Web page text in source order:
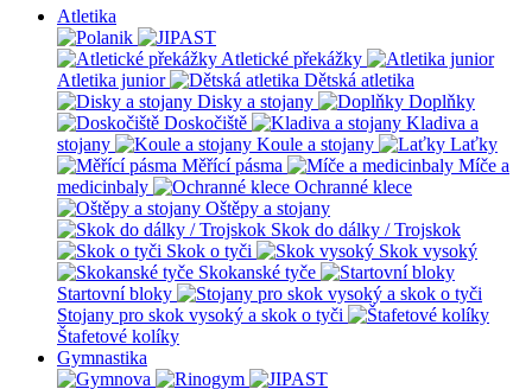
Atletika
Atletické překážky
Atletika junior
Dětská atletika
Disky a stojany
Doplňky
Doskočiště
Kladiva a
stojany
Koule a stojany
Laťky
Měřící pásma
Míče a
medicinbaly
Ochranné klece
Oštěpy a stojany
Skok do dálky / Trojskok
Skok o tyči
Skok vysoký
Skokanské tyče
Startovní bloky
Stojany pro skok vysoký a skok o tyči
Štafetové kolíky
Gymnastika